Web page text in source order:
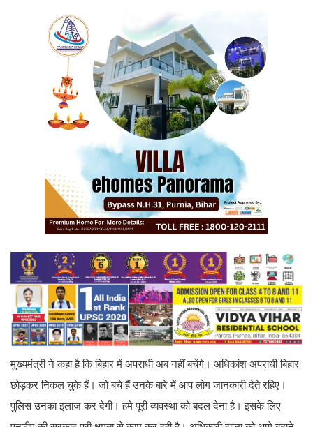
मुख्यमंत्री ने कहा है कि बिहार में अपराधी अब नहीं बचेंगे। अधिकांश अपराधी बिहार
छोड़कर निकल चुके हैं। जो बचे हैं उनके बारे में आप लोग जानकारी देते रहिए।
पुलिस उनका इलाज कर देगी। हमे पूरी व्यवस्था को बदल देना है। इसके लिए